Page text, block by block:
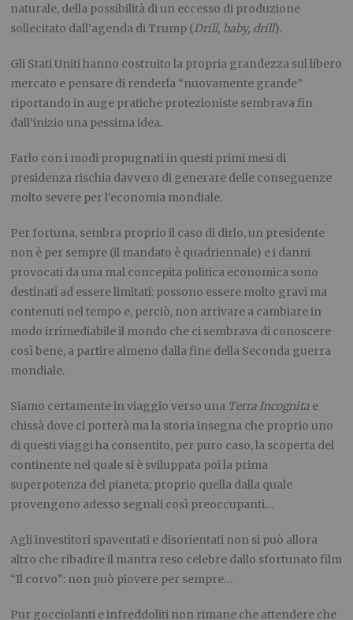
naturale, della possibilità di un eccesso di produzione
sollecitato dall’agenda di Trump (Drill, baby, drill).
Gli Stati Uniti hanno costruito la propria grandezza sul libero
mercato e pensare di renderla “nuovamente grande”
riportando in auge pratiche protezioniste sembrava fin
dall’inizio una pessima idea.
Farlo con i modi propugnati in questi primi mesi di
presidenza rischia davvero di generare delle conseguenze
molto severe per l’economia mondiale.
Per fortuna, sembra proprio il caso di dirlo, un presidente
non è per sempre (il mandato è quadriennale) e i danni
provocati da una mal concepita politica economica sono
destinati ad essere limitati: possono essere molto gravi ma
contenuti nel tempo e, perciò, non arrivare a cambiare in
modo irrimediabile il mondo che ci sembrava di conoscere
così bene, a partire almeno dalla fine della Seconda guerra
mondiale.
Siamo certamente in viaggio verso una Terra Incognita e
chissà dove ci porterà ma la storia insegna che proprio uno
di questi viaggi ha consentito, per puro caso, la scoperta del
continente nel quale si è sviluppata poi la prima
superpotenza del pianeta; proprio quella dalla quale
provengono adesso segnali così preoccupanti…
Agli investitori spaventati e disorientati non si può allora
altro che ribadire il mantra reso celebre dallo sfortunato film
“Il corvo”: non può piovere per sempre…
Pur gocciolanti e infreddoliti non rimane che attendere che